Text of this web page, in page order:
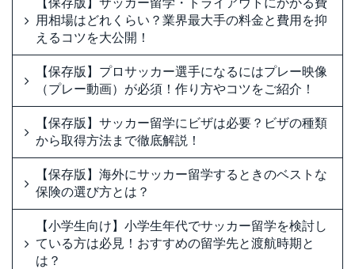
用相場はどれくらい？業界最大手の料金と費用を抑
えるコツを大公開！
【保存版】プロサッカー選手になるにはプレー映像
（プレー動画）が必須！作り方やコツをご紹介！
【保存版】サッカー留学にビザは必要？ビザの種類
から取得方法まで徹底解説！
【保存版】海外にサッカー留学するときのベストな
保険の選び方とは？
【小学生向け】小学生年代でサッカー留学を検討し
ている方は必見！おすすめの留学先と渡航時期と
は？